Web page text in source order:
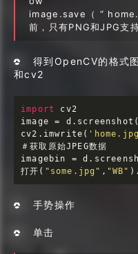
image.save（ “
前，只有PNG和JPG支
得到OpenCV的格式
和cv2
import
cv2
image =
cv2.imwrite(
＃获取原始JPEG数据
imagebin =
打开( "some.jpg" , "WB"
手势操作
单击